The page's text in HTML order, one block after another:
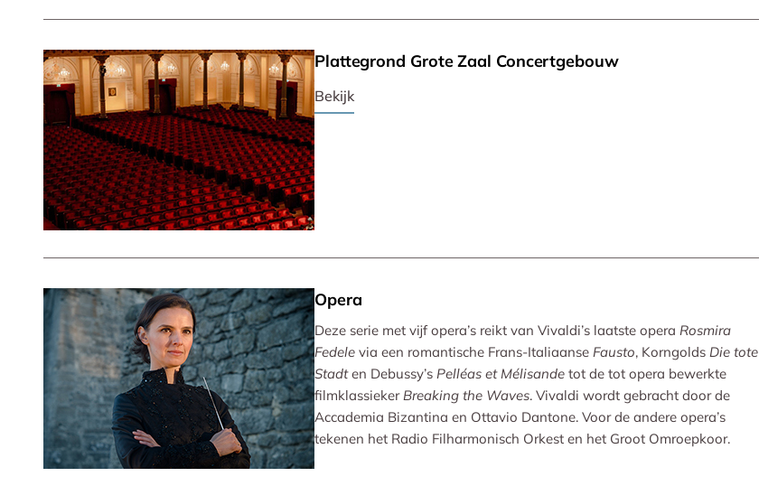
Plattegrond Grote Zaal Concertgebouw
Bekijk
Opera
Deze serie met vijf opera’s reikt van Vivaldi’s laatste opera Rosmira
Fedele via een romantische Frans-Italiaanse Fausto, Korngolds Die tote
Stadten Debussy’s Pelléas et Mélisande tot de tot opera bewerkte
filmklassiekerBreaking the Waves. Vivaldi wordt gebracht door de
Accademia Bizantina en Ottavio Dantone. Voor de andere opera’s
tekenen het Radio Filharmonisch Orkest en het Groot Omroepkoor.